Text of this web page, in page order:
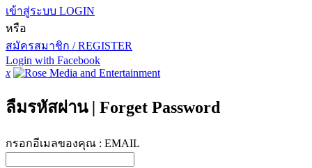
เข้าสู่ระบบ LOGIN
หรือ
สมัครสมาชิก / REGISTER
Login with Facebook
x
ลืมรหัสผ่าน | Forget Password
กรอกอีเมลของคุณ : EMAIL